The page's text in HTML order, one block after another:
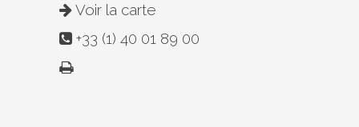
Voir la carte
+33 (1) 40 01 89 00